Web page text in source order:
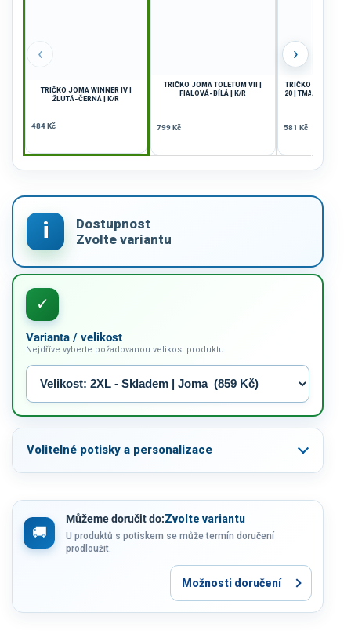
‹
TRIČKO JOMA WINNER IV |
ŽLUTÁ-ČERNÁ | K/R
484 Kč
TRIČKO JOMA TOLETUM VII |
FIALOVÁ-BÍLÁ | K/R
799 Kč
TRIČKO JOMA
20 | TMAVĚ
581 Kč
›
Varianta / velikost
Nejdříve vyberte požadovanou velikost produktu
Volitelné potisky a personalizace
Můžeme doručit do:Zvolte variantu
U produktů s potiskem se může termín doručení
prodloužit.
Možnosti doručení